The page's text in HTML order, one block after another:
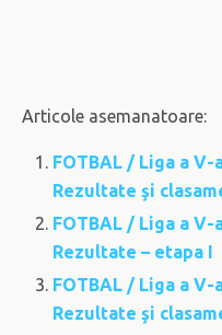
Articole asemanatoare:
FOTBAL / Liga a V-
Rezultate şi
FOTBAL / Liga a V-
Rezultate – etapa I
FOTBAL / Liga a V-
Rezultate şi